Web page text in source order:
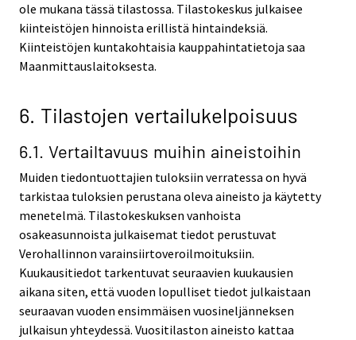
ole mukana tässä tilastossa. Tilastokeskus julkaisee
kiinteistöjen hinnoista erillistä hintaindeksiä.
Kiinteistöjen kuntakohtaisia kauppahintatietoja saa
Maanmittauslaitoksesta.
6. Tilastojen vertailukelpoisuus
6.1. Vertailtavuus muihin aineistoihin
Muiden tiedontuottajien tuloksiin verratessa on hyvä
tarkistaa tuloksien perustana oleva aineisto ja käytetty
menetelmä. Tilastokeskuksen vanhoista
osakeasunnoista julkaisemat tiedot perustuvat
Verohallinnon varainsiirtoveroilmoituksiin.
Kuukausitiedot tarkentuvat seuraavien kuukausien
aikana siten, että vuoden lopulliset tiedot julkaistaan
seuraavan vuoden ensimmäisen vuosineljänneksen
julkaisun yhteydessä. Vuositilaston aineisto kattaa